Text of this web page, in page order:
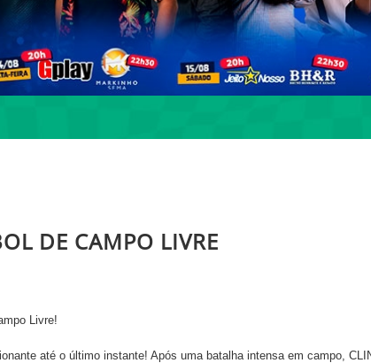
DE CAMPO LIVRE
Livre!
até o último instante! Após uma batalha intensa em campo,